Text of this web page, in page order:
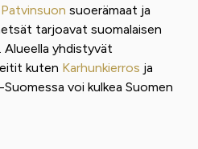
Patvinsuon suoerämaat ja
tarjoavat suomalaisen
Alueella yhdistyvät
kuten Karhunkierros ja
voi kulkea Suomen